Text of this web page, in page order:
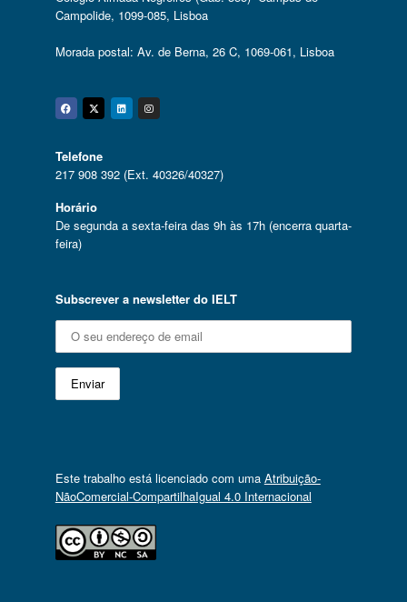
Campolide, 1099-085, Lisboa
Morada postal: Av. de Berna, 26 C, 1069-061, Lisboa
Facebook
Twitter
Linkedin
Instagram
Telefone
217 908 392 (Ext. 40326/40327)
Horário
De segunda a sexta-feira das 9h às 17h (encerra quarta-
feira)
Subscrever a newsletter do IELT
Este trabalho está licenciado com uma Atribuição-
NãoComercial-CompartilhaIgual 4.0 Internacional